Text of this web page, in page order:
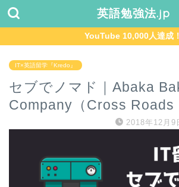
英語勉強法.jp
YouTube 10,000人達成！
IT×英語留学『Kredo』
セブでノマド｜Abaka
Company（Cross Roads
2018年12月9